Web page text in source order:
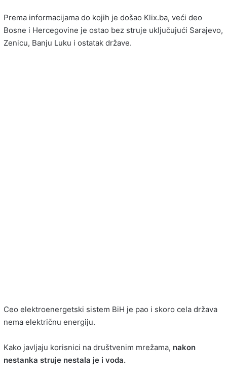
Prema informacijama do kojih je došao Klix.ba, veći deo
Bosne i Hercegovine je ostao bez struje uključujući Sarajevo,
Zenicu, Banju Luku i ostatak države.
Ceo elektroenergetski sistem BiH je pao i skoro cela država
nema električnu energiju.
Kako javljaju korisnici na društvenim mrežama, nakon
nestanka struje nestala je i voda.